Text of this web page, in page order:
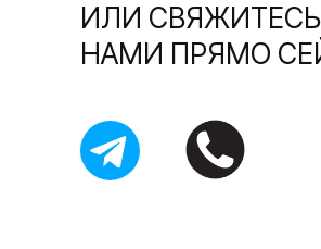
ИЛИ
НАМИ ПРЯМО